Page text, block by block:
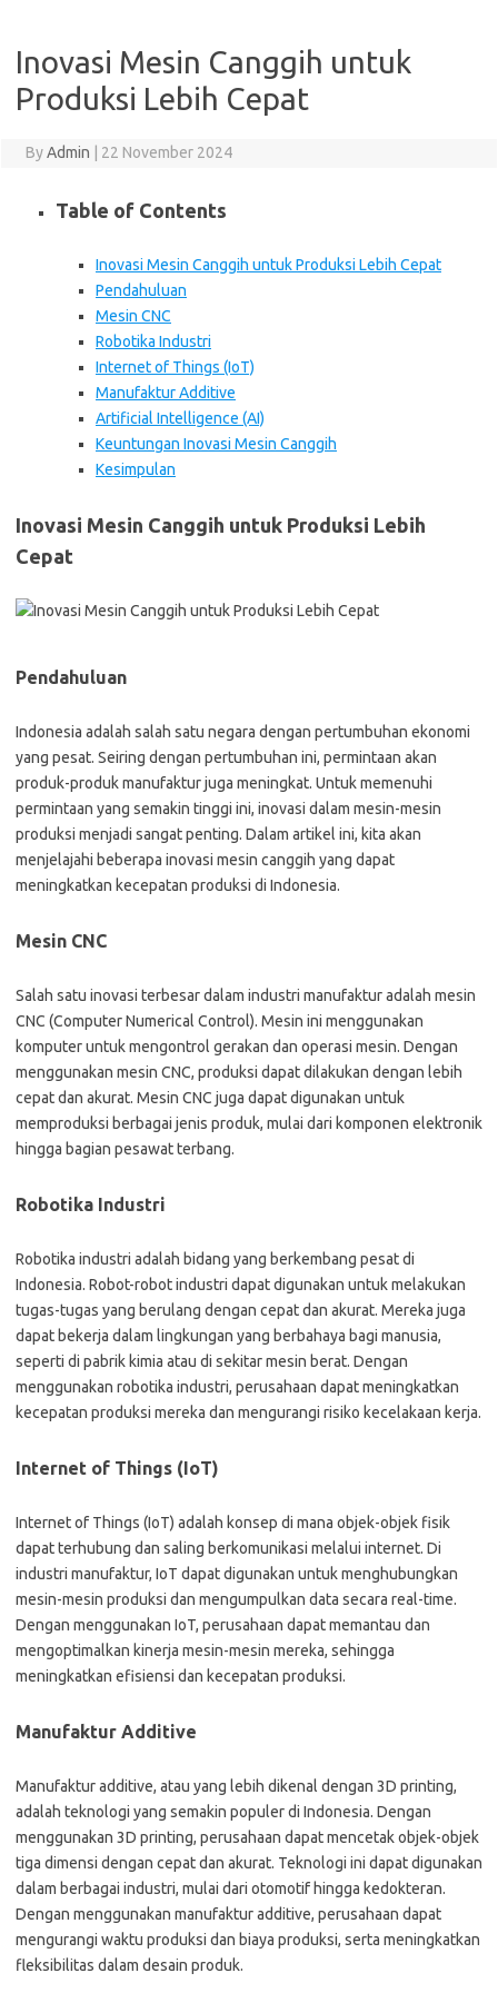
Inovasi Mesin Canggih untuk
Produksi Lebih Cepat
ByAdmin 22 November 2024
Table of Contents
Inovasi Mesin Canggih untuk Produksi Lebih Cepat
Pendahuluan
Mesin CNC
Robotika Industri
Internet of Things (IoT)
Manufaktur Additive
Artificial Intelligence (AI)
Keuntungan Inovasi Mesin Canggih
Kesimpulan
Inovasi Mesin Canggih untuk Produksi Lebih
Cepat
Pendahuluan
Indonesia adalah salah satu negara dengan pertumbuhan ekonomi
yang pesat. Seiring dengan pertumbuhan ini, permintaan akan
produk-produk manufaktur juga meningkat. Untuk memenuhi
permintaan yang semakin tinggi ini, inovasi dalam mesin-mesin
produksi menjadi sangat penting. Dalam artikel ini, kita akan
menjelajahi beberapa inovasi mesin canggih yang dapat
meningkatkan kecepatan produksi di Indonesia.
Mesin CNC
Salah satu inovasi terbesar dalam industri manufaktur adalah mesin
CNC (Computer Numerical Control). Mesin ini menggunakan
komputer untuk mengontrol gerakan dan operasi mesin. Dengan
menggunakan mesin CNC, produksi dapat dilakukan dengan lebih
cepat dan akurat. Mesin CNC juga dapat digunakan untuk
memproduksi berbagai jenis produk, mulai dari komponen elektronik
hingga bagian pesawat terbang.
Robotika Industri
Robotika industri adalah bidang yang berkembang pesat di
Indonesia. Robot-robot industri dapat digunakan untuk melakukan
tugas-tugas yang berulang dengan cepat dan akurat. Mereka juga
dapat bekerja dalam lingkungan yang berbahaya bagi manusia,
seperti di pabrik kimia atau di sekitar mesin berat. Dengan
menggunakan robotika industri, perusahaan dapat meningkatkan
kecepatan produksi mereka dan mengurangi risiko kecelakaan kerja.
Internet of Things (IoT)
Internet of Things (IoT) adalah konsep di mana objek-objek fisik
dapat terhubung dan saling berkomunikasi melalui internet. Di
industri manufaktur, IoT dapat digunakan untuk menghubungkan
mesin-mesin produksi dan mengumpulkan data secara real-time.
Dengan menggunakan IoT, perusahaan dapat memantau dan
mengoptimalkan kinerja mesin-mesin mereka, sehingga
meningkatkan efisiensi dan kecepatan produksi.
Manufaktur Additive
Manufaktur additive, atau yang lebih dikenal dengan 3D printing,
adalah teknologi yang semakin populer di Indonesia. Dengan
menggunakan 3D printing, perusahaan dapat mencetak objek-objek
tiga dimensi dengan cepat dan akurat. Teknologi ini dapat digunakan
dalam berbagai industri, mulai dari otomotif hingga kedokteran.
Dengan menggunakan manufaktur additive, perusahaan dapat
mengurangi waktu produksi dan biaya produksi, serta meningkatkan
fleksibilitas dalam desain produk.